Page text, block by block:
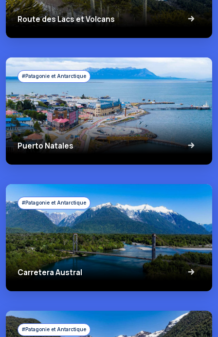
Route des Lacs et Volcans
#Patagonie et Antarctique
Puerto Natales
#Patagonie et Antarctique
Carretera Austral
#Patagonie et Antarctique